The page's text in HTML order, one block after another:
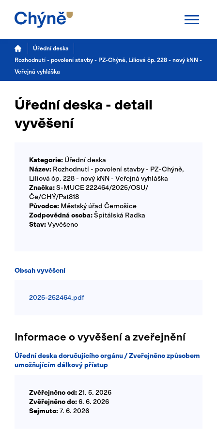
Kalendář akcí
Úřední deska
Rozhodnutí - povolení stavby - PZ-Chýně, Liliová čp. 228 - nový kNN -
Veřejná vyhláška
Úřední deska - detail
vyvěšení
Kategorie: Úřední deska
Název: Rozhodnutí - povolení stavby - PZ-Chýně,
Liliová čp. 228 - nový kNN - Veřejná vyhláška
Značka:S-MUCE 222464/2025/OSU/
Če/CHÝ/Pst818
Původce: Městský úřad Černošice
Zodpovědná osoba:Špitálská Radka
Stav:Vyvěšeno
Obsah vyvěšení
2025-252464.pdf
Informace o vyvěšení a zveřejnění
Úřední deska doručujícího orgánu / Zveřejněno způsobem
umožňujícím dálkový přístup
Zvěřejněno od:21. 5. 2026
Zvěřejněno do:6. 6. 2026
Sejmuto:7. 6. 2026